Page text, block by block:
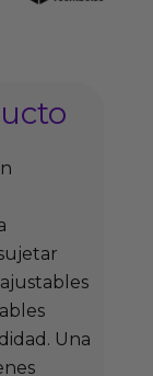
Una